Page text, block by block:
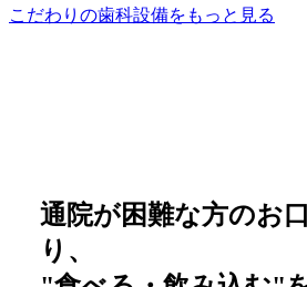
こだわりの歯科設備をもっと見る
通院が困難な方のお
り、